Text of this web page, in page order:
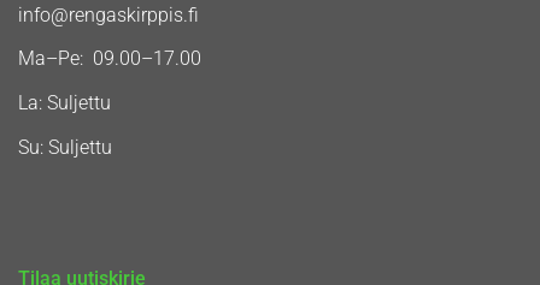
info@rengaskirppis.fi
Ma–Pe: 09.00–17.00
La: Suljettu
Su: Suljettu
Tilaa uutiskirje